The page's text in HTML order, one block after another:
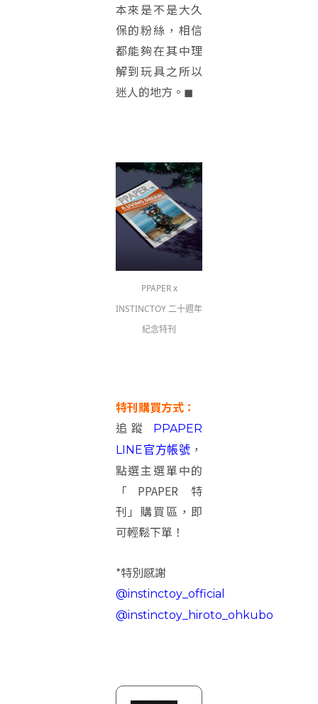
本來是不是大久
保的粉絲，相信
都能夠在其中理
解到玩具之所以
迷人的地方。◼︎
PPAPER x
INSTINCTOY 二十週年
紀念特刊
特刊購買方式：
追蹤
PPAPER
LINE官方帳號 ，
點選主選單中的
「PPAPER 特
刊」購買區，即
可輕鬆下單！
*特別感謝
@instinctoy_official
@instinctoy_hiroto_ohkubo